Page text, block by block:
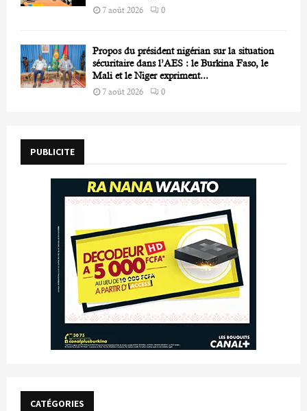
7 août 2026 0
Propos du président nigérian sur la situation
sécuritaire dans l’AES : le Burkina Faso, le
Mali et le Niger expriment...
7 août 2026 0
PUBLICITE
CATÉGORIES